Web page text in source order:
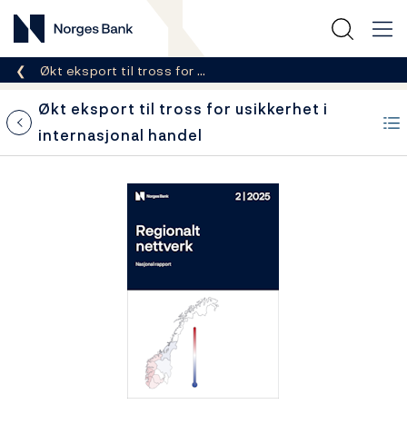
Norges Bank
Her er du nå:
Økt eksport til tross for …
Økt eksport til tross for usikkerhet i
internasjonal handel